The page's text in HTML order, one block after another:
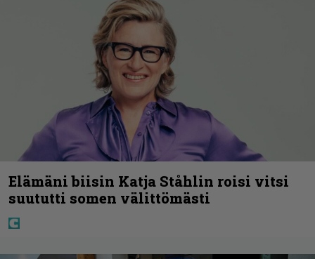
Elämäni biisin Katja Ståhlin roisi vitsi
suututti somen välittömästi